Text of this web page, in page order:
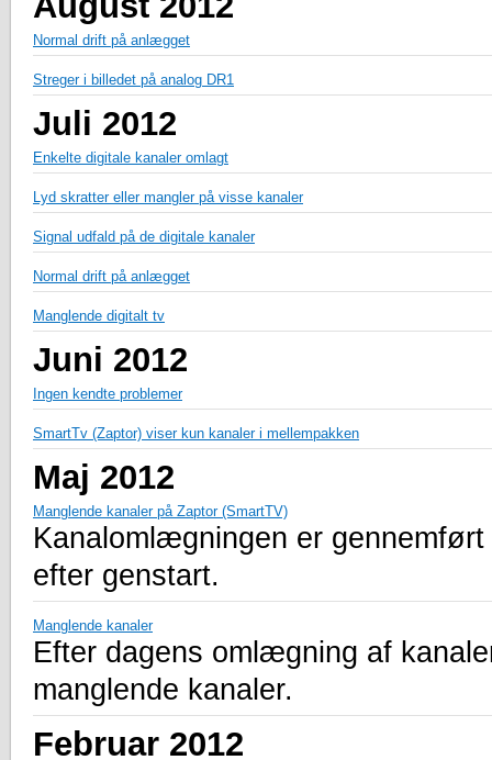
Normal drift på anlægget
Streger i billedet på analog DR1
Juli 2012
Enkelte digitale kanaler omlagt
Lyd skratter eller mangler på visse kanaler
Signal udfald på de digitale kanaler
Normal drift på anlægget
Manglende digitalt tv
Juni 2012
Ingen kendte problemer
SmartTv (Zaptor) viser kun kanaler i mellempakken
Maj 2012
Manglende kanaler på Zaptor (SmartTV)
Kanalomlægningen er
efter genstart.
Manglende kanaler
Efter dagens omlægning af
manglende kanaler.
Februar 2012